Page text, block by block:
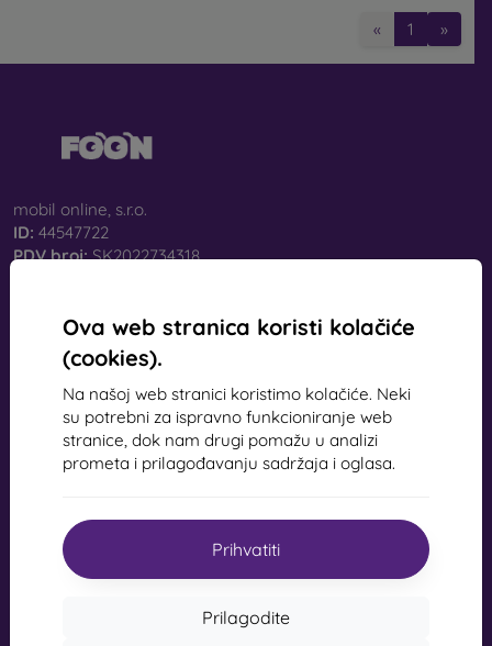
Ova web stranica koristi kolačiće
(cookies).
Na našoj web stranici koristimo kolačiće. Neki
su potrebni za ispravno funkcioniranje web
stranice, dok nam drugi pomažu u analizi
prometa i prilagođavanju sadržaja i oglasa.
Prihvatiti
Prilagodite
« 1 »
mobil online, s.r.o.
ID: 44547722
PDV broj:SK2022734318
Kontakt
info@mobilonline.sk
Pišite nam
Od ponedjeljka do petka:
Subota i nedjelja:
Izvan mreže